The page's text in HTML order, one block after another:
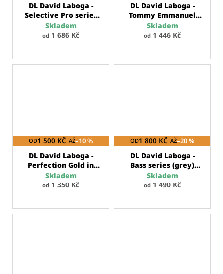
DL David Laboga -
Selective Pro series
nástrojový kabel
Skladem
od 1 686 Kč
DL David Laboga -
Tommy Emmanuel
seriesnástrojový
kabel
Skladem
od 1 446 Kč
OD1 500 KČ AŽ–10 %
DL David Laboga -
Perfection Gold in
Black series
nástrojový kabel
Skladem
od 1 350 Kč
OD1 800 KČ AŽ–20 %
DL David Laboga -
Bass series (grey)
nástrojový kabel
Skladem
od 1 490 Kč